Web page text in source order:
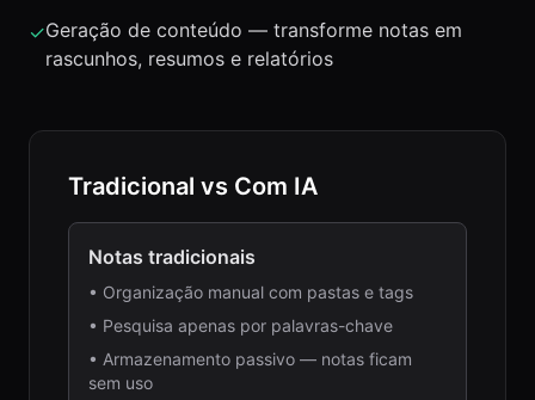
✓Geração de conteúdo — transforme notas em
rascunhos, resumos e relatórios
Tradicional vs Com IA
Notas tradicionais
• Organização manual com pastas e tags
• Pesquisa apenas por palavras-chave
• Armazenamento passivo — notas ficam
sem uso